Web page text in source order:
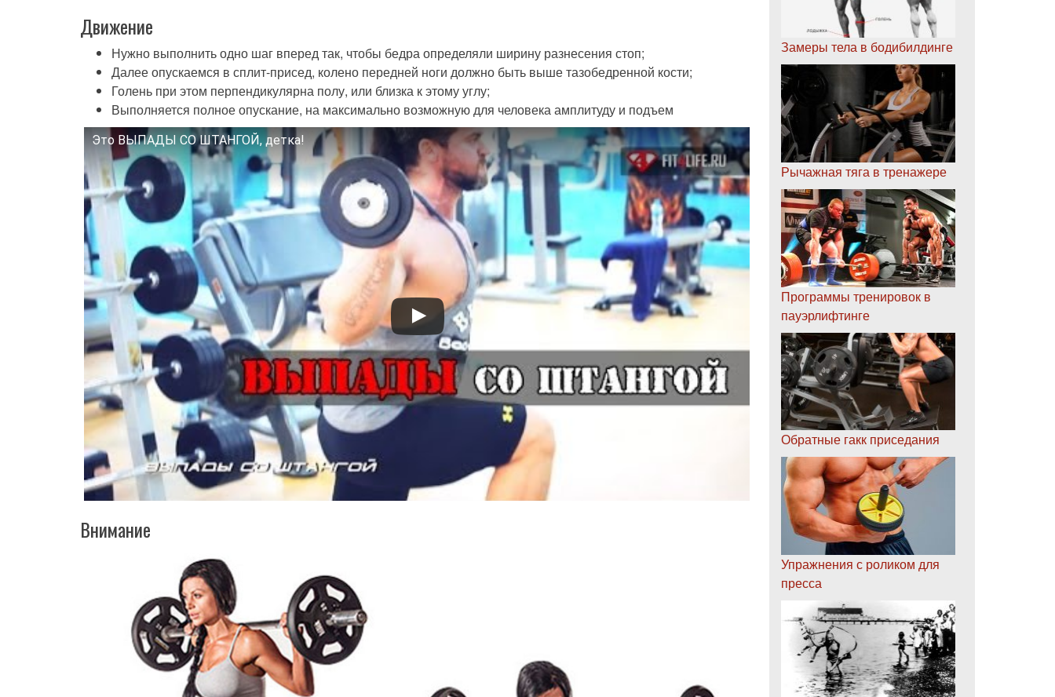
Движение
Нужно выполнить одно шаг вперед так, чтобы бедра определяли ширину разнесения стоп;
Далее опускаемся в сплит-присед, колено передней ноги должно быть выше тазобедренной кости;
Голень при этом перпендикулярна полу, или близка к этому углу;
Выполняется полное опускание, на максимально возможную для человека амплитуду и подъем
Это ВЫПАДЫ СО ШТАНГОЙ, детка!
Смотрите это видео на YouTube
Внимание
Замеры тела в бодибилдинге
Рычажная тяга в тренажере
Программы тренировок в
пауэрлифтинге
Обратные гакк приседания
Упражнения с роликом для
пресса